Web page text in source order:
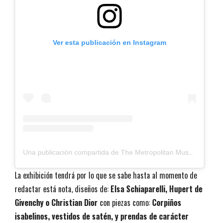
Ver esta publicación en Instagram
La exhibición tendrá por lo que se sabe hasta al momento de
redactar está nota, diseños de: Elsa Schiaparelli, Hupert de
Givenchy o Christian Dior con piezas como: Corpiños
isabelinos, vestidos de satén, y prendas de carácter